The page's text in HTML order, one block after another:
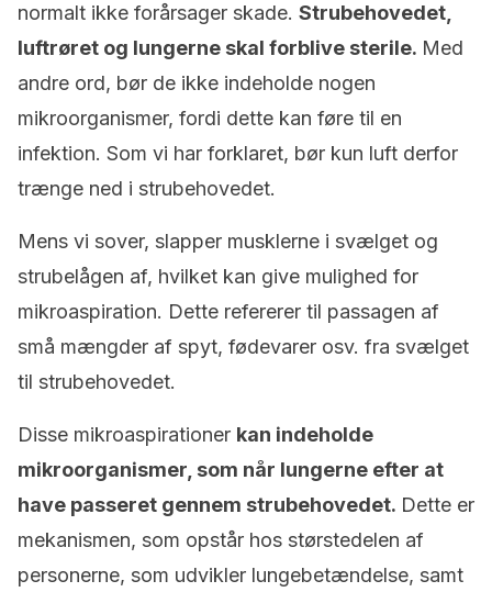
normalt ikke forårsager skade. Strubehovedet,
luftrøret og lungerne skal forblive sterile. Med
andre ord, bør de ikke indeholde nogen
mikroorganismer, fordi dette kan føre til en
infektion. Som vi har forklaret, bør kun luft derfor
trænge ned i strubehovedet.
Mens vi sover, slapper musklerne i svælget og
strubelågen af, hvilket kan give mulighed for
mikroaspiration. Dette refererer til passagen af
små mængder af spyt, fødevarer osv. fra svælget
til strubehovedet.
Disse mikroaspirationer kan indeholde
mikroorganismer, som når lungerne efter at
have passeret gennem strubehovedet. Dette er
mekanismen, som opstår hos størstedelen af
personerne, som udvikler lungebetændelse, samt